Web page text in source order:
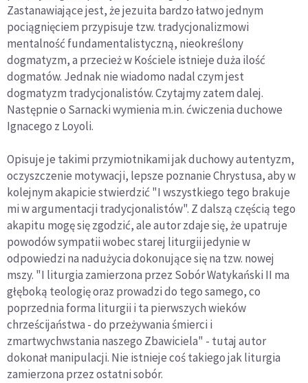
Zastanawiające jest, że jezuita bardzo łatwo jednym
pociągnięciem przypisuje tzw. tradycjonalizmowi
mentalność fundamentalistyczną, nieokreślony
dogmatyzm, a przecież w Kościele istnieje duża ilość
dogmatów. Jednak nie wiadomo nadal czym jest
dogmatyzm tradycjonalistów. Czytajmy zatem dalej.
Następnie o Sarnacki wymienia m.in. ćwiczenia duchowe
Ignacego z Loyoli.
Opisuje je takimi przymiotnikami jak duchowy autentyzm,
oczyszczenie motywacji, lepsze poznanie Chrystusa, aby w
kolejnym akapicie stwierdzić "I wszystkiego tego brakuje
mi w argumentacji tradycjonalistów". Z dalszą częścią tego
akapitu mogę się zgodzić, ale autor zdaje się, że upatruje
powodów sympatii wobec starej liturgii jedynie w
odpowiedzi na nadużycia dokonujące się na tzw. nowej
mszy. "I liturgia zamierzona przez Sobór Watykański II ma
głęboką teologię oraz prowadzi do tego samego, co
poprzednia forma liturgii i ta pierwszych wieków
chrześcijaństwa - do przeżywania śmierci i
zmartwychwstania naszego Zbawiciela" - tutaj autor
dokonał manipulacji. Nie istnieje coś takiego jak liturgia
zamierzona przez ostatni sobór.